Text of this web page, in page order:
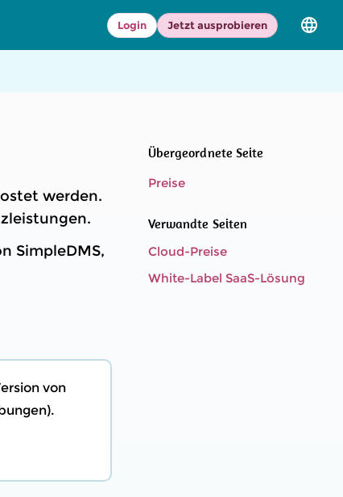
Login Jetzt ausprobieren
werden.
SimpleDMS,
von
Übergeordnete Seite
Preise
Verwandte Seiten
Cloud-Preise
White-Label SaaS-Lösung